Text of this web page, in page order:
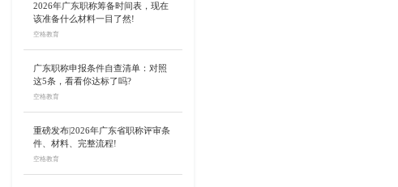
2026年广东职称筹备时间表，现在
该准备什么材料一目了然!
空格教育
广东职称申报条件自查清单：对照
这5条，看看你达标了吗?
空格教育
重磅发布|2026年广东省职称评审条
件、材料、完整流程!
空格教育